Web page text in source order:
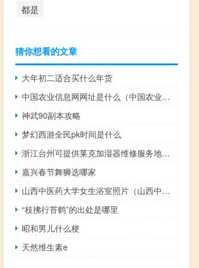
都是
猜你想看的文章
大年初二适合买什么年货
中国农业信息网网址是什么（中国农业信息网首页）
神武90副本攻略
梦幻西游全民pk时间是什么
浙江台州可提供莱克加湿器维修服务地址在哪
嘉兴春节舞狮选哪家
山西中医药大学女生浴室照片（山西中医药大学女生浴室）
“枝拂行苔鹤”的出处是哪里
昭和男儿什么梗
天然维生素e